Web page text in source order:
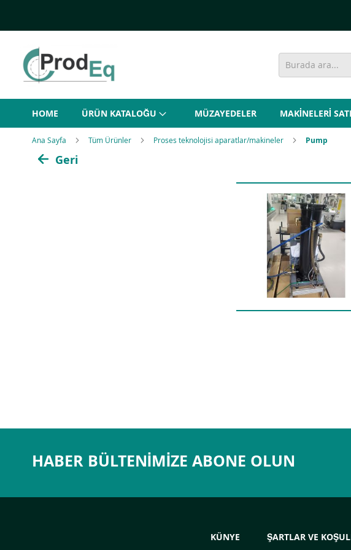
HOME ÜRÜN KATALOĞU MÜZAYEDELER MAKİNELERİ
Ana Sayfa Tüm Ürünler Proses teknolojisi aparatlar/makineler Pump
Geri
HABER BÜLTENIMIZE ABONE OLUN
KÜNYE ŞARTLAR VE